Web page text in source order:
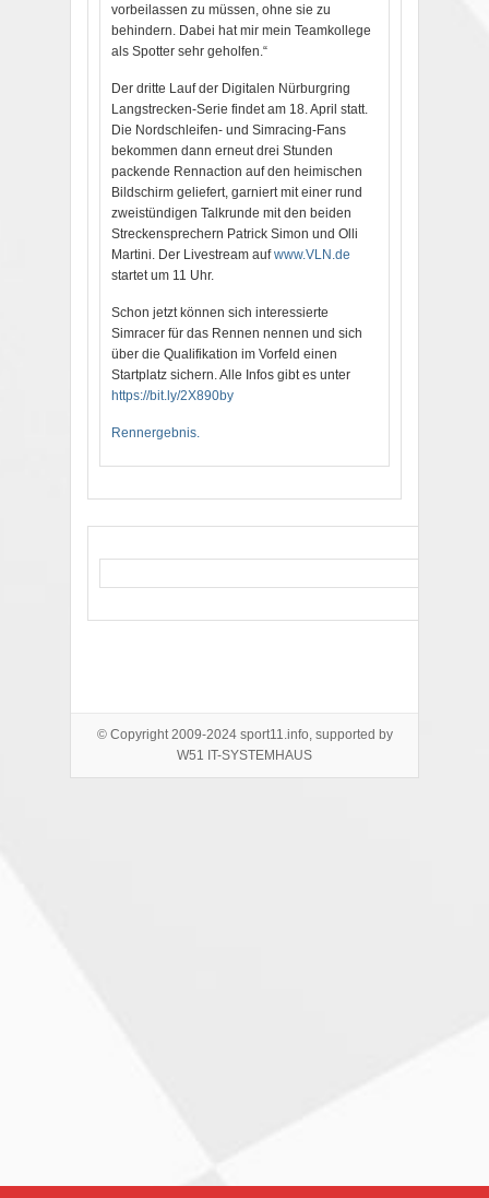
vorbeilassen zu müssen, ohne sie zu
behindern. Dabei hat mir mein Teamkollege
als Spotter sehr geholfen.“
Der dritte Lauf der Digitalen Nürburgring
Langstrecken-Serie findet am 18. April statt.
Die Nordschleifen- und Simracing-Fans
bekommen dann erneut drei Stunden
packende Rennaction auf den heimischen
Bildschirm geliefert, garniert mit einer rund
zweistündigen Talkrunde mit den beiden
Streckensprechern Patrick Simon und Olli
Martini. Der Livestream aufwww.VLN.de
startet um 11 Uhr.
Schon jetzt können sich interessierte
Simracer für das Rennen nennen und sich
über die Qualifikation im Vorfeld einen
Startplatz sichern. Alle Infos gibt es unter
https://bit.ly/2X890by
Rennergebnis.
© Copyright 2009-2024 sport11.info, supported by
W51 IT-SYSTEMHAUS